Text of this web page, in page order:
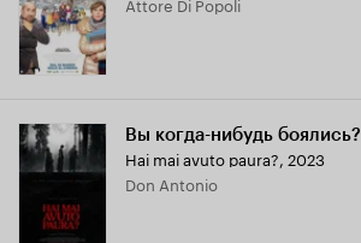
Вы когда-нибудь боялись?
Hai mai avuto paura?, 2023
Don Antonio